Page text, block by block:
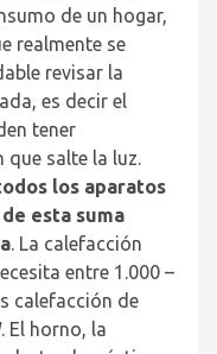
de un hogar,
realmente se
revisar la
es decir el
tener
salte la luz.
los aparatos
esta suma
. La calefacción
entre 1.000 –
calefacción de
El horno, la